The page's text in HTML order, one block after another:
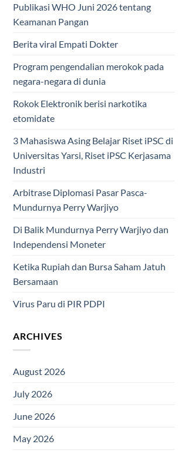
Publikasi WHO Juni 2026 tentang
Keamanan Pangan
Berita viral Empati Dokter
Program pengendalian merokok pada
negara-negara di dunia
Rokok Elektronik berisi narkotika
etomidate
3 Mahasiswa Asing Belajar Riset iPSC di
Universitas Yarsi, Riset iPSC Kerjasama
Industri
Arbitrase Diplomasi Pasar Pasca-
Mundurnya Perry Warjiyo
Di Balik Mundurnya Perry Warjiyo dan
Independensi Moneter
Ketika Rupiah dan Bursa Saham Jatuh
Bersamaan
Virus Paru di PIR PDPI
ARCHIVES
August 2026
July 2026
June 2026
May 2026